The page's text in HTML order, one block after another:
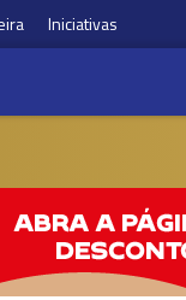
Iniciativas